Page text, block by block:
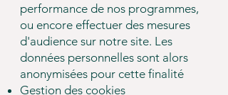
performance de nos programmes,
ou encore effectuer des mesures
d'audience sur notre site. Les
données personnelles sont alors
anonymisées pour cette finalité
Gestion des cookies